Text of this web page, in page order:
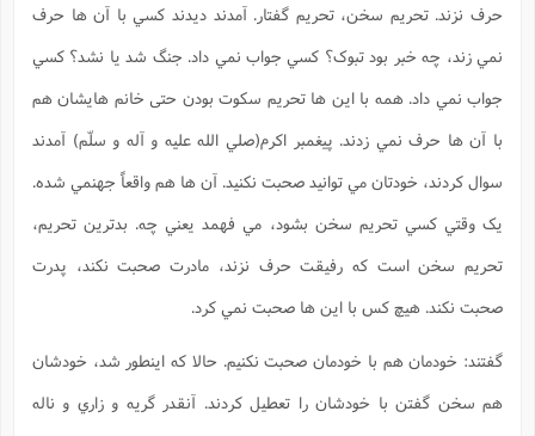
حرف نزند. تحريم سخن، تحريم گفتار. آمدند ديدند کسي با آن ها حرف
نمي زند، چه خبر بود تبوک؟ کسي جواب نمي داد. جنگ شد يا نشد؟ کسي
جواب نمي داد. همه با اين ها تحريم سکوت بودن حتی خانم هايشان هم
با آن ها حرف نمي زدند. پيغمبر اکرم(صلي الله عليه و آله و سلّم) آمدند
سوال کردند، خودتان مي توانيد صحبت نکنيد. آن ها هم واقعاً جهنمي شده.
يک وقتي کسي تحريم سخن بشود، مي فهمد يعني چه. بدترين تحريم،
تحريم سخن است که رفيقت حرف نزند، مادرت صحبت نکند، پدرت
صحبت نکند. هيچ کس با اين ها صحبت نمي کرد.
گفتند: خودمان هم با خودمان صحبت نکنيم. حالا که اينطور شد، خودشان
هم سخن گفتن با خودشان را تعطيل کردند. آنقدر گريه و زاري و ناله